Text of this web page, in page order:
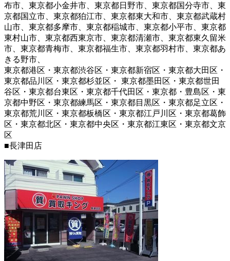
布市、東京都小金井市、東京都日野市、東京都国分寺市、東
京都国立市、東京都狛江市、東京都東大和市、東京都武蔵村
山市、東京都多摩市、東京都稲城市、東京都小平市、東京都
東村山市、東京都西東京市、東京都清瀬市、東京都東久留米
市、東京都青梅市、東京都福生市、東京都羽村市、東京都あ
きる野市、
東京都港区・東京都渋谷区・東京都新宿区・東京都大田区・
東京都品川区・東京都杉並区・ 東京都墨田区・東京都世田
谷区・東京都台東区・東京都千代田区・東京都・豊島区・東
京都中野区・東京都練馬区・東京都目黒区・東京都足立区・
東京都荒川区・東京都板橋区・東京都江戸川区・東京都葛飾
区・東京都北区・東京都中央区・東京都江東区・東京都文京
区
■長津田店